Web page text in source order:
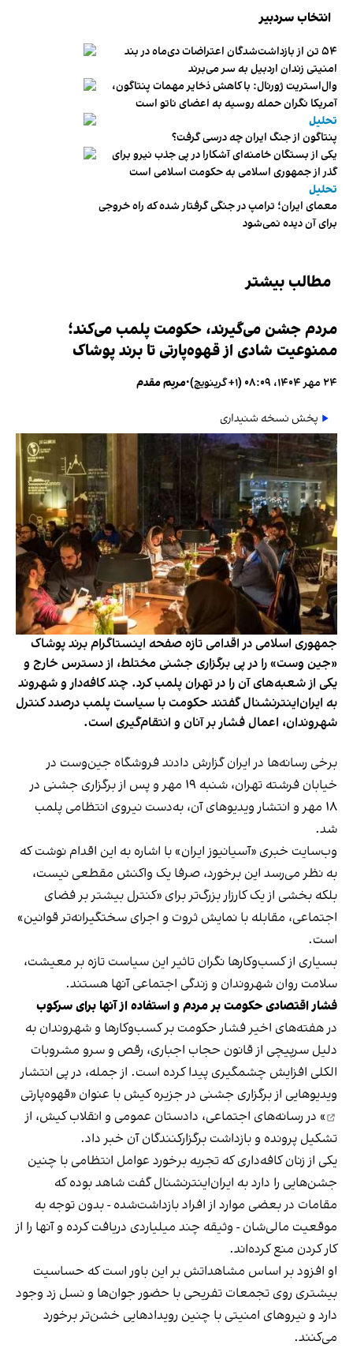
انتخاب سردبیر
۵۴ تن از بازداشت‌شدگان اعتراضات دی‌ماه در بند
امنیتی زندان اردبیل به سر می‌برند
وال‌استریت ژورنال: با کاهش ذخایر مهمات پنتاگون،
آمریکا نگران حمله روسیه به اعضای ناتو‌ است
تحلیل
پنتاگون از جنگ ایران چه درسی گرفت؟
یکی از بستگان خامنه‌ای آشکارا در پی جذب نیرو برای
گذر از جمهوری اسلامی به حکومت اسلامی است
تحلیل
معمای ایران؛ ترامپ در جنگی گرفتار شده که راه خروجی
برای آن دیده نمی‌شود
مطالب بیشتر
مردم جشن می‌گیرند، حکومت پلمب می‌کند؛
ممنوعیت شادی از قهوه‌پارتی تا برند پوشاک
۲۴ مهر ۱۴۰۴، ۰۸:۰۹ (‎+۱ گرینویچ) •مریم مقدم
پخش نسخه شنیداری
جمهوری اسلامی در اقدامی تازه صفحه اینستاگرام برند پوشاک
«جین وست» را در پی برگزاری جشنی مختلط، از دسترس خارج و
یکی از شعبه‌های آن را در تهران پلمب کرد. چند کافه‌‌دار و شهروند
به ایران‌اینترنشنال گفتند حکومت با سیاست پلمب درصدد کنترل
شهروندان، اعمال فشار بر آنان و انتقام‌گیری است.
برخی رسانه‌ها در ایران گزارش دادند فروشگاه جین‌وست در
خیابان فرشته تهران، شنبه ۱۹ مهر و پس از برگزاری جشنی در
۱۸ مهر و انتشار ویدیوهای آن، به‌دست نیروی انتظامی پلمب
شد.
وب‌سایت خبری «آسیانیوز ایران» با اشاره به این اقدام نوشت که
به نظر می‌رسد این برخورد، صرفا یک واکنش مقطعی نیست،
بلکه بخشی از یک کارزار بزرگ‌تر برای «کنترل بیشتر بر فضای
اجتماعی، مقابله با نمایش ثروت و اجرای سختگیرانه‌تر قوانین»
است.
بسیاری از کسب‌وکارها نگران تاثیر این سیاست‌ تازه بر معیشت،
سلامت روان شهروندان و زندگی اجتماعی آنها هستند.
فشار اقتصادی حکومت بر مردم و استفاده از آنها برای سرکوب
در هفته‌های اخیر فشار حکومت بر کسب‌وکارها و شهروندان به
دلیل سرپیچی از قانون حجاب اجباری، رقص و سرو مشروبات
الکلی افزایش چشمگیری پیدا کرده است. از جمله، در پی انتشار
ویدیوهایی از برگزاری جشنی در جزیره کیش با عنوان «قهوه‌پارتی
» در رسانه‌های اجتماعی، دادستان عمومی و انقلاب کیش، از
تشکیل پرونده و بازداشت برگزارکنندگان آن خبر داد.
یکی از زنان کافه‌داری که تجربه برخورد عوامل انتظامی با چنین
جشن‌هایی را دارد به ایران‌اینترنشنال گفت شاهد بوده که
مقامات در بعضی موارد از افراد بازداشت‌‌شده - بدون توجه به
موقعیت مالی‌شان - وثیقه چند میلیاردی دریافت کرده و آنها را از
کار کردن منع کرده‌اند.
او افزود بر اساس مشاهداتش بر این باور است که حساسیت
بیشتری روی تجمعات تفریحی با حضور جوان‌ها و نسل زد وجود
دارد و نیروهای امنیتی با چنین رویدادهایی خشن‌تر برخورد
می‌کنند.